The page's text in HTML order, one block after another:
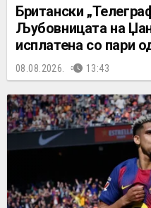
Британски
Љубовницата на
исплатена со пари
08.08.2026. 13:43